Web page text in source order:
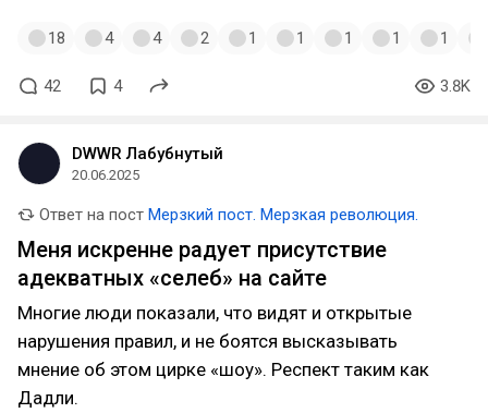
18 4 4 2 1 1 1 1 1
42 4 3.8K
DWWR Лабубнутый
20.06.2025
Ответ на пост Мерзкий пост. Мерзкая революция.
Меня искренне радует присутствие
адекватных «селеб» на сайте
Многие люди показали, что видят и открытые
нарушения правил, и не боятся высказывать
мнение об этом цирке «шоу». Респект таким как
Дадли.